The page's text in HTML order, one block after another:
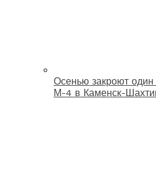
Осенью закроют один
М-4 в Каменск-